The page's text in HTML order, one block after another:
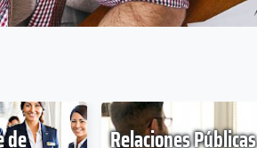
de Relaciones Públicas